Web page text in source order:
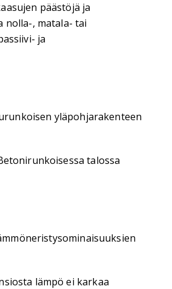
päästöjä ja
nolla-, matala- tai
ja
yläpohjarakenteen
talossa
lämpö ei karkaa